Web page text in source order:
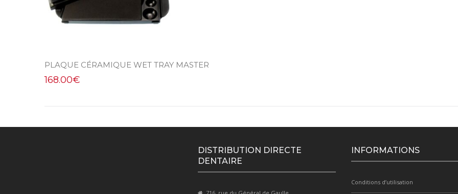
PLAQUE CÉRAMIQUE WET TRAY MASTER
168.00€
DISTRIBUTION DIRECTE
DENTAIRE
INFORMATIONS
Conditions d’utilisation